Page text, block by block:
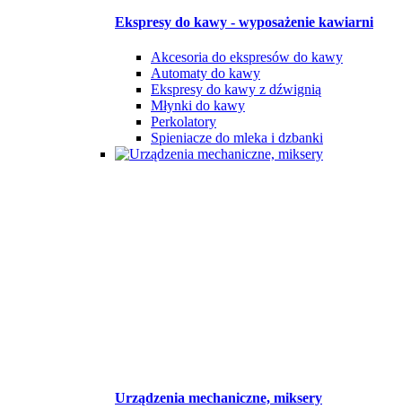
Ekspresy do kawy - wyposażenie kawiarni
Akcesoria do ekspresów do kawy
Automaty do kawy
Ekspresy do kawy z dźwignią
Młynki do kawy
Perkolatory
Spieniacze do mleka i dzbanki
Urządzenia mechaniczne, miksery